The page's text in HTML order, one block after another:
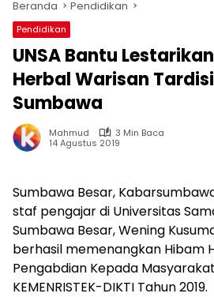
Beranda Pendidikan
Pendidikan
UNSA Bantu
Herbal Warisan
Sumbawa
Mahmud
3 Min Baca
14 Agustus 2019
Sumbawa Besar,
staf pengajar di Universitas
Sumbawa Besar, Wening
berhasil memenangkan Hibam
Pengabdian Kepada
KEMENRISTEK-DIKTI Tahun 2019.